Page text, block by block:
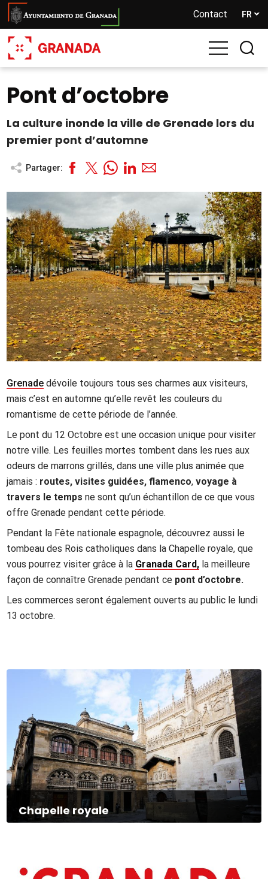
Aller
contenu
principal
Contact FR
Pont d’octobre
La culture inonde la ville de Grenade lors du
premier pont d’automne
Partager:
Grenade dévoile toujours tous ses charmes aux visiteurs,
mais c’est en automne qu’elle revêt les couleurs du
romantisme de cette période de l’année.
Le pont du 12 Octobre est une occasion unique pour visiter
notre ville. Les feuilles mortes tombent dans les rues aux
odeurs de marrons grillés, dans une ville plus animée que
jamais : routes, visites guidées, flamenco,voyage à
travers le temps ne sont qu’un échantillon de ce que vous
offre Grenade pendant cette période.
Pendant la Fête nationale espagnole, découvrez aussi le
tombeau des Rois catholiques dans la Chapelle royale, que
vous pourrez visiter grâce à la Granada Card, la meilleure
façon de connaître Grenade pendant ce pont d’octobre.
Les commerces seront également ouverts au public le lundi
13 octobre.
Chapelle royale